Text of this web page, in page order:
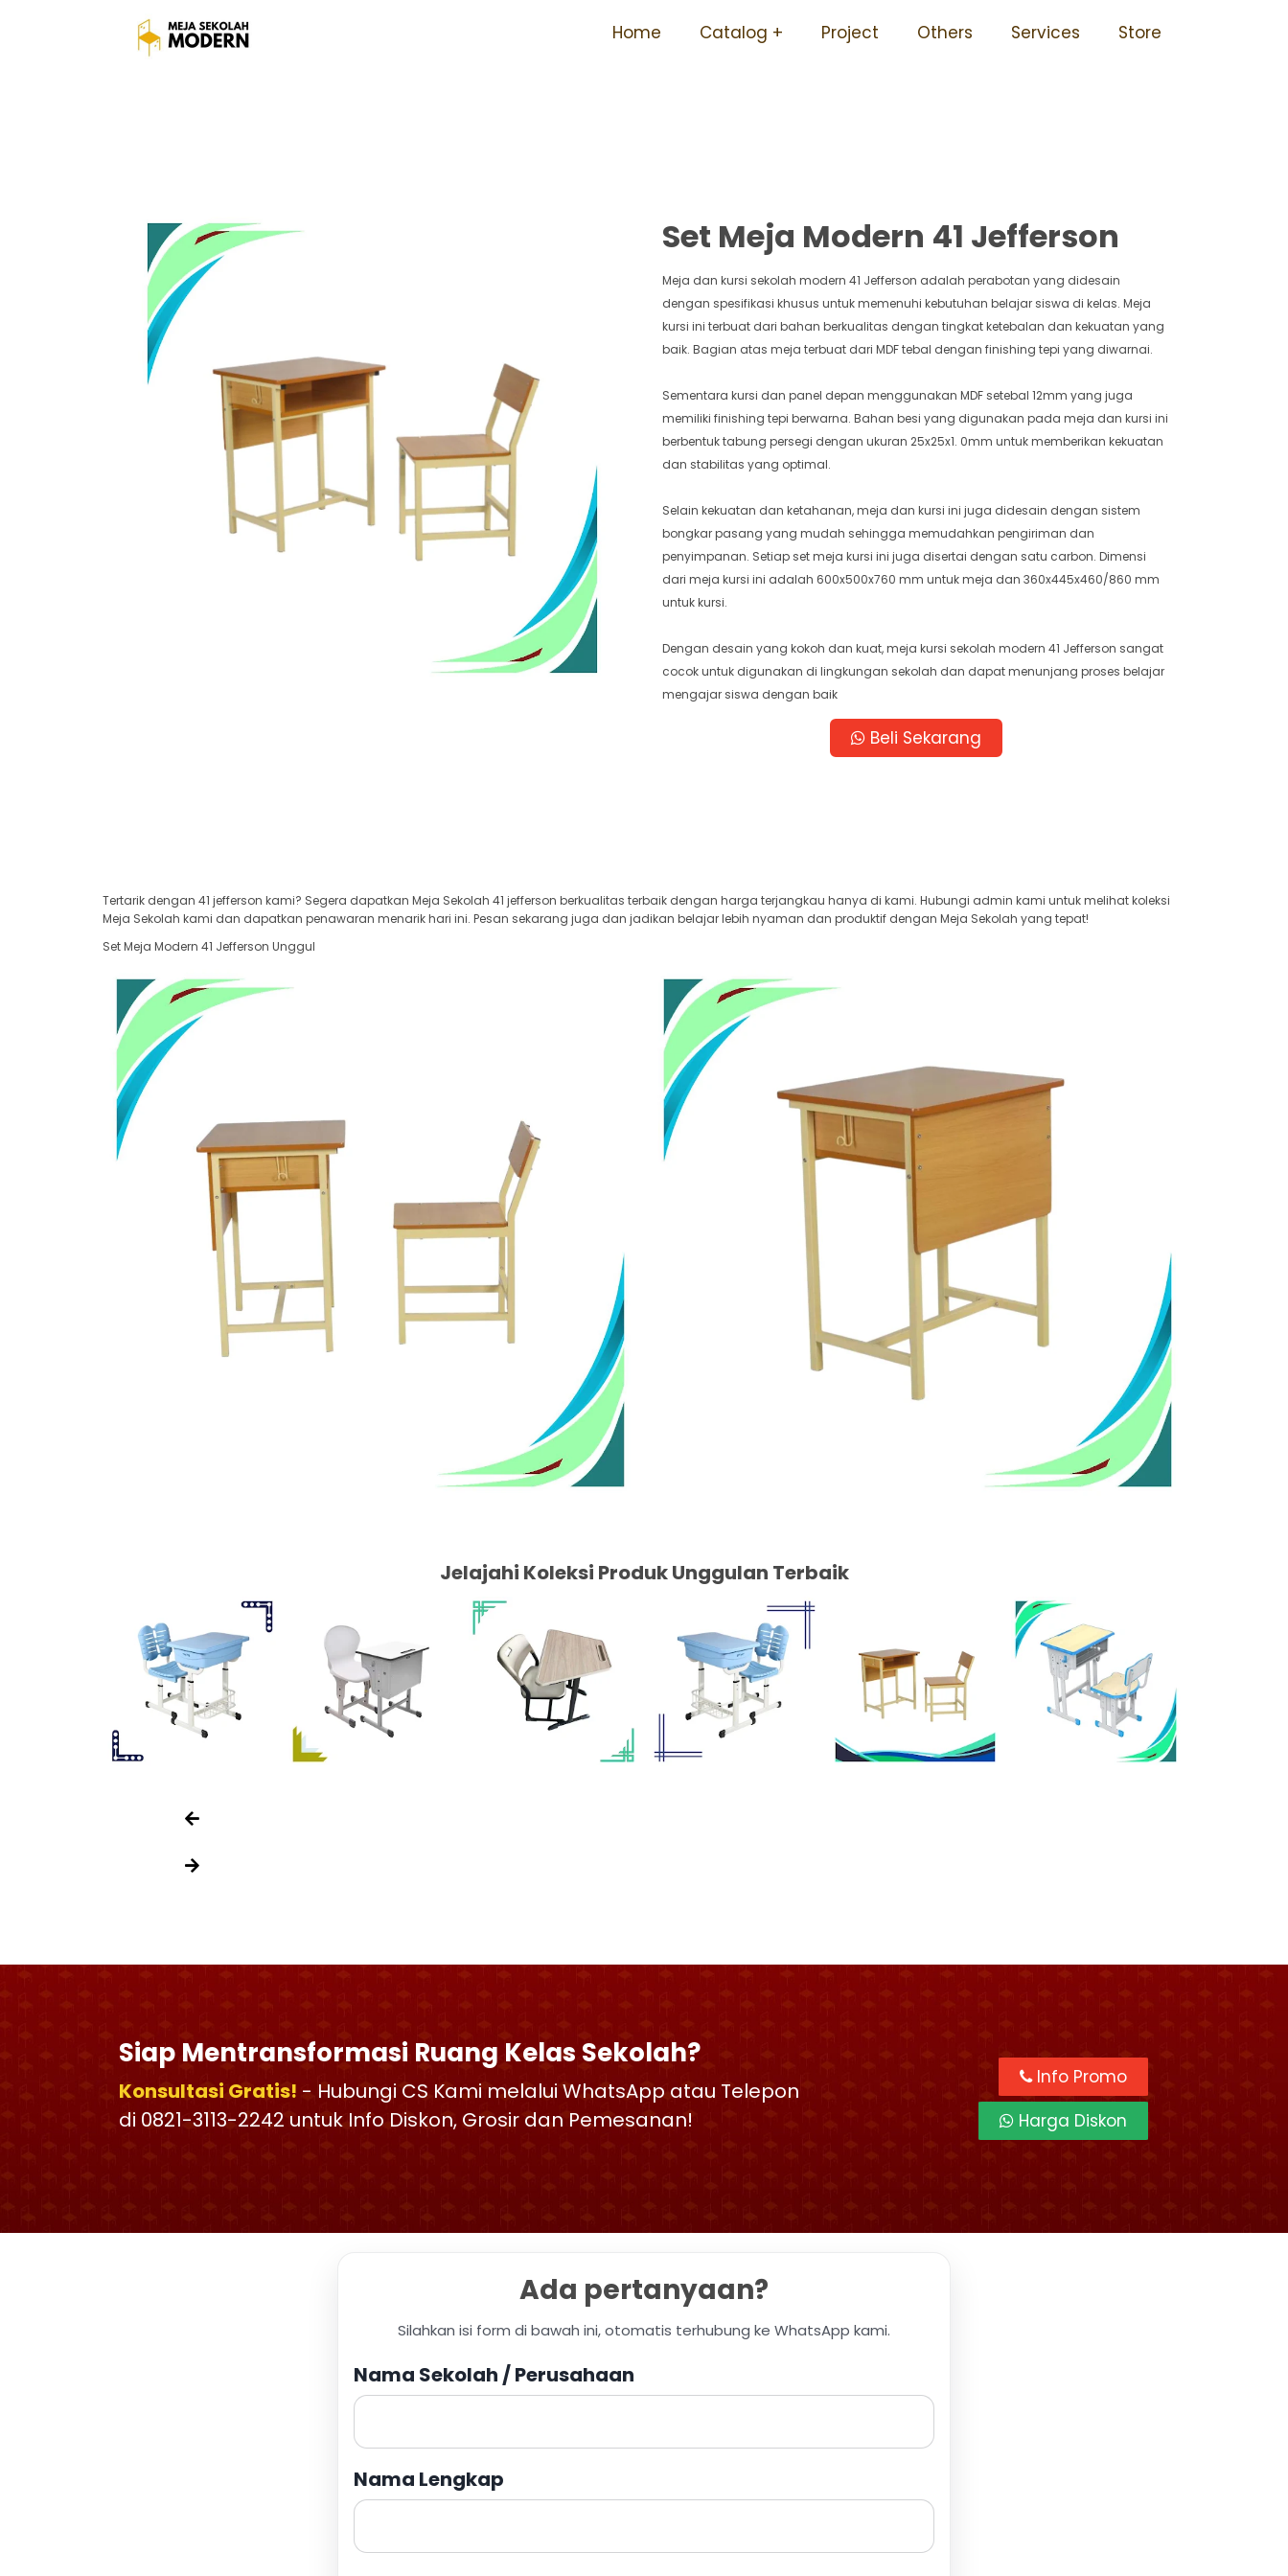
Home Catalog Project Others Services Store
Meja Anak Sekolah Tersedia Berbagai Ukuran Tidak Mudah Rusak Perawatan 41
Set Meja Modern 41 Jefferson
Meja dan kursi sekolah modern 41 Jefferson adalah perabotan yang didesain
dengan spesifikasi khusus untuk memenuhi kebutuhan belajar siswa di kelas. Meja
kursi ini terbuat dari bahan berkualitas dengan tingkat ketebalan dan kekuatan yang
baik. Bagian atas meja terbuat dari MDF tebal dengan finishing tepi yang diwarnai.
Sementara kursi dan panel depan menggunakan MDF setebal 12mm yang juga
memiliki finishing tepi berwarna. Bahan besi yang digunakan pada meja dan kursi ini
berbentuk tabung persegi dengan ukuran 25x25x1. 0mm untuk memberikan kekuatan
dan stabilitas yang optimal.
Selain kekuatan dan ketahanan, meja dan kursi ini juga didesain dengan sistem
bongkar pasang yang mudah sehingga memudahkan pengiriman dan
penyimpanan. Setiap set meja kursi ini juga disertai dengan satu carbon. Dimensi
dari meja kursi ini adalah 600x500x760 mm untuk meja dan 360x445x460/860 mm
untuk kursi.
Dengan desain yang kokoh dan kuat, meja kursi sekolah modern 41 Jefferson sangat
cocok untuk digunakan di lingkungan sekolah dan dapat menunjang proses belajar
mengajar siswa dengan baik
Beli Sekarang
Tertarik dengan 41 jefferson kami? Segera dapatkan Meja Sekolah 41 jefferson berkualitas terbaik dengan harga terjangkau hanya di kami. Hubungi admin kami untuk melihat koleksi
Meja Sekolah kami dan dapatkan penawaran menarik hari ini. Pesan sekarang juga dan jadikan belajar lebih nyaman dan produktif dengan Meja Sekolah yang tepat!
Set Meja Modern 41 Jefferson Unggul
Jelajahi Koleksi Produk Unggulan Terbaik
Siap Mentransformasi Ruang Kelas Sekolah?
Konsultasi Gratis! - Hubungi CS Kami melalui WhatsApp atau Telepon
di 0821-3113-2242 untuk Info Diskon, Grosir dan Pemesanan!
Info Promo
Harga Diskon
Ada pertanyaan?
Silahkan isi form di bawah ini, otomatis terhubung ke WhatsApp kami.
Nama Sekolah / Perusahaan
Nama Lengkap